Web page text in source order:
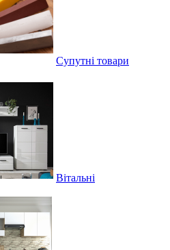
Супутні товари
Вітальні